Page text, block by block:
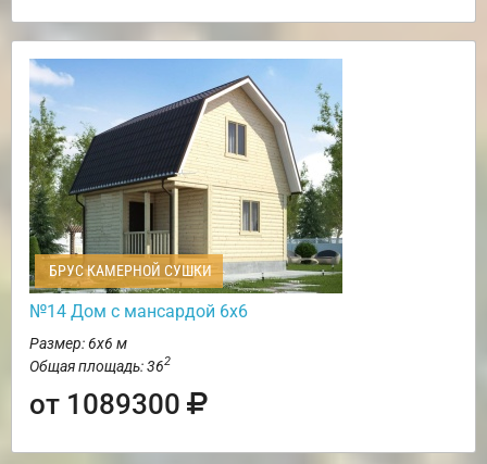
БРУС КАМЕРНОЙ СУШКИ
№14 Дом с мансардой 6х6
Размер: 6х6 м
Общая площадь: 362
от 1089300